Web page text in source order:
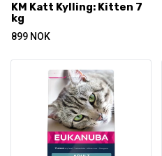
KM Katt Kylling: Kitten 7
kg
899 NOK